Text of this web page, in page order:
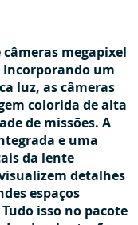
megapixel
um
luz, as câmeras
colorida de alta
de missões. A
e uma
da lente
detalhes
espaços
isso no pacote